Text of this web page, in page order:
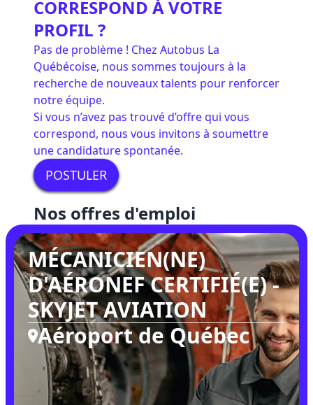
CORRESPOND À VOTRE
PROFIL ?
Pas de problème ! Chez Autobus La
Québécoise, nous sommes toujours à la
recherche de nouveaux talents pour renforcer
notre équipe.
Si vous n’avez pas trouvé d’offre qui vous
correspond, nous vous invitons à soumettre
une candidature spontanée.
POSTULER
Nos offres d'emploi
MÉCANICIEN(NE)
D'AÉRONEF CERTIFIÉ(E) -
SKYJET AVIATION
Aéroport de Québec